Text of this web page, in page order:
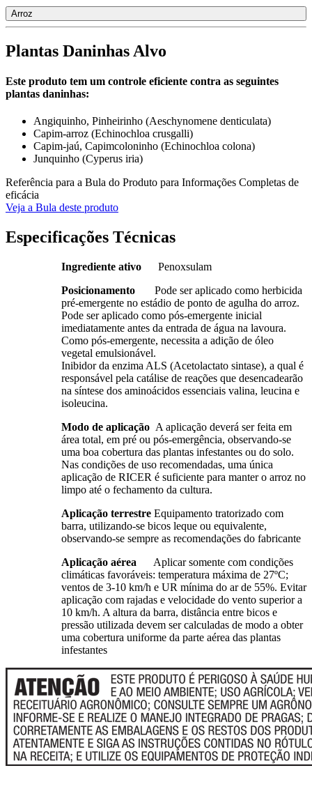
Arroz
Plantas Daninhas Alvo
Este produto tem um controle eficiente contra as seguintes
plantas daninhas:
Angiquinho, Pinheirinho (Aeschynomene denticulata)
Capim-arroz (Echinochloa crusgalli)
Capim-jaú, Capimcoloninho (Echinochloa colona)
Junquinho (Cyperus iria)
Referência para a Bula do Produto para Informações Completas de
eficácia
Veja a Bula deste produto
Especificações Técnicas
Ingrediente ativo Penoxsulam
Posicionamento Pode ser aplicado como herbicida
pré-emergente no estádio de ponto de agulha do arroz.
Pode ser aplicado como pós-emergente inicial
imediatamente antes da entrada de água na lavoura.
Como pós-emergente, necessita a adição de óleo
vegetal emulsionável.
Inibidor da enzima ALS (Acetolactato sintase), a qual é
responsável pela catálise de reações que desencadearão
na síntese dos aminoácidos essenciais valina, leucina e
isoleucina.
Modo de aplicação A aplicação deverá ser feita em
área total, em pré ou pós-emergência, observando-se
uma boa cobertura das plantas infestantes ou do solo.
Nas condições de uso recomendadas, uma única
aplicação de RICER é suficiente para manter o arroz no
limpo até o fechamento da cultura.
Aplicação terrestre Equipamento tratorizado com
barra, utilizando-se bicos leque ou equivalente,
observando-se sempre as recomendações do fabricante
Aplicação aérea Aplicar somente com condições
climáticas favoráveis: temperatura máxima de 27ºC;
ventos de 3-10 km/h e UR mínima do ar de 55%. Evitar
aplicação com rajadas e velocidade do vento superior a
10 km/h. A altura da barra, distância entre bicos e
pressão utilizada devem ser calculadas de modo a obter
uma cobertura uniforme da parte aérea das plantas
infestantes